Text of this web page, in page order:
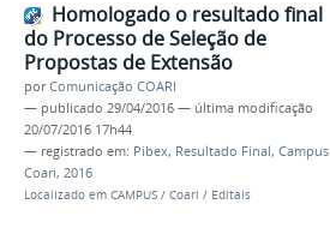
Homologado o resultado final
do Processo de Seleção de
Propostas de Extensão
porComunicação COARI
— publicado 29/04/2016 — última modificação
20/07/2016 17h44
— registrado em: Pibex, Resultado Final, Campus
Coari, 2016
Localizado em CAMPUS / Coari / Editais